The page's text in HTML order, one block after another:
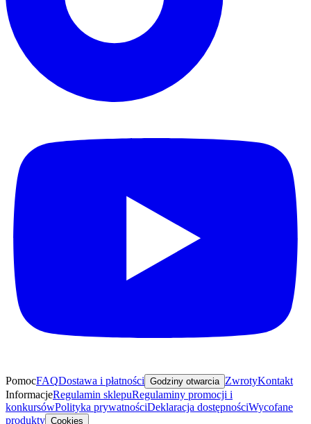
PomocFAQDostawa i płatności Godziny otwarcia ZwrotyKontakt
InformacjeRegulamin sklepuRegulaminy promocji i
konkursówPolityka prywatnościDeklaracja dostępnościWycofane
produkty Cookies